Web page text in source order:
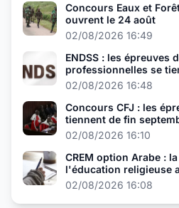
Concours Eaux et
ouvrent le 24 août
02/08/2026 16:49
ENDSS : les épreuves
professionnelles se
août
02/08/2026 16:48
Concours CFJ : les
tiennent de fin
02/08/2026 16:10
CREM option Arabe :
l'éducation religieuse
présélection
02/08/2026 16:08